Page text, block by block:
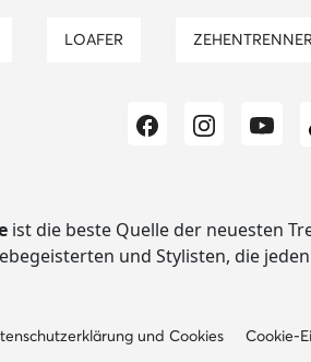
LOAFER ZEHENTRENNER
ist die beste Quelle der neuesten
und Stylisten, die
und Cookies Cookie-